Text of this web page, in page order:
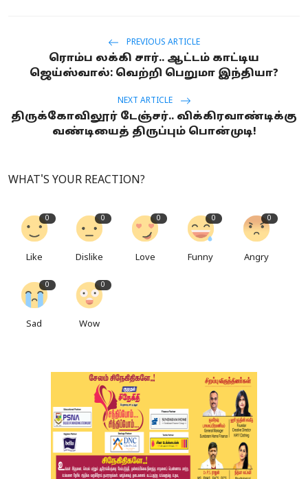
PREVIOUS ARTICLE
ரொம்ப லக்கி சார்.. ஆட்டம் காட்டிய
ஜெய்ஸ்வால்: வெற்றி பெறுமா இந்தியா?
NEXT ARTICLE
திருக்கோவிலூர் டேஞ்சர்.. விக்கிரவாண்டிக்கு
வண்டியைத் திருப்பும் பொன்முடி!
WHAT'S YOUR REACTION?
0
Like
0
Dislike
0
Love
0
Funny
0
Angry
0
Sad
0
Wow